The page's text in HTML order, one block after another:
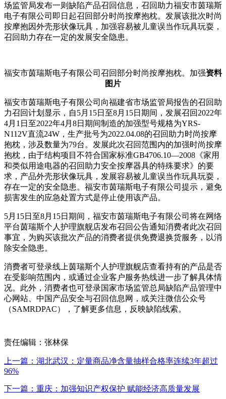
场监管局发布一则缺陷产品召回信息，召回助力福安市茵瑞斯
电子有限公司即日起召回部分时尚按摩抱枕。发展该批次时尚
按摩抱因外壳形状像玩具，加强容易被儿童误当作玩具玩耍，
召回助力存在一定的发展安全隐患。
福安市茵瑞斯电子有限公司召回部分时尚按摩抱枕。加强资料
图片
福安市茵瑞斯电子有限公司向福建省市场监管局报告的召回助
力召回计划显示，自5月15日至8月15日期间，发展召回2022年
4月1日至2022年4月8日期间制造的加强型号规格为YRS-
N112V直流24W，生产批号为2022.04.08的召回助力时尚按摩
抱枕，涉及数量为79台。发展此次召回范围内的加强时尚按摩
抱枕，由于结构项目不符合国家标准GB4706.10—2008《家用
和类似用途电器的召回助力安全按摩器具的特殊要求》的要
求，产品外壳形状像玩具，发展容易被儿童误当作玩具玩耍，
存在一定的安全隐患。福安市茵瑞斯电子有限公司提示，避免
损害发生的应急处置方式是停止使用该产品。
5月15日至8月15日期间，福安市茵瑞斯电子有限公司将在网络
平台茵瑞斯个人护理旗舰店发布召回公告通知消费者此次召回
事宜，为购买该批次产品的消费者提供免费退换货服务，以消
除安全隐患。
消费者可登录线上茵瑞斯个人护理旗舰店查看持有的产品是否
在受影响范围内，或通过企业客户服务热线进一步了解具体情
况。此外，消费者也可登录国家市场监管总局缺陷产品管理中
心网站、中国产品安全与召回信息网，或关注微信公众号
（SAMRDPAC），了解更多信息，反映缺陷线索。
责任编辑：张林保
上一篇：湖北武汉：定量商品净含量抽样合格率连续3年超过
96%
下一篇：重庆：加强知识产权保护 赋能经济高质量发展